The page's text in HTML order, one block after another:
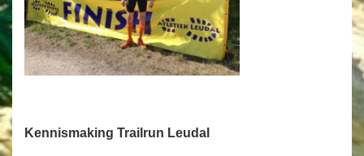
Kennismaking Trailrun Leudal